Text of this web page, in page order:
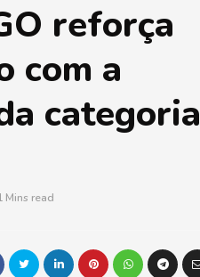
reforça
com a
categoria
Mins read